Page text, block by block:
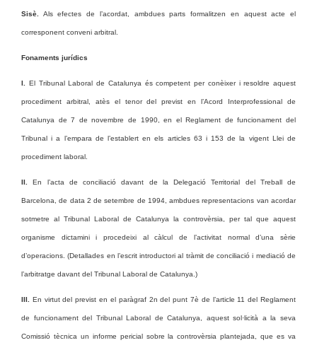
Sisè. Als efectes de l’acordat, ambdues parts formalitzen en aquest acte el
corresponent conveni arbitral.
Fonaments jurídics
I. El Tribunal Laboral de Catalunya és competent per conèixer i resoldre aquest
procediment arbitral, atès el tenor del previst en l’Acord Interprofessional de
Catalunya de 7 de novembre de 1990, en el Reglament de funcionament del
Tribunal i a l’empara de l’establert en els articles 63 i 153 de la vigent Llei de
procediment laboral.
II. En l’acta de conciliació davant de la Delegació Territorial del Treball de
Barcelona, de data 2 de setembre de 1994, ambdues representacions van acordar
sotmetre al Tribunal Laboral de Catalunya la controvèrsia, per tal que aquest
organisme dictamini i procedeixi al càlcul de l’activitat normal d’una sèrie
d’operacions. (Detallades en l’escrit introductori al tràmit de conciliació i mediació de
l’arbitratge davant del Tribunal Laboral de Catalunya.)
III. En virtut del previst en el paràgraf 2n del punt 7è de l’article 11 del Reglament
de funcionament del Tribunal Laboral de Catalunya, aquest sol·licità a la seva
Comissió tècnica un informe pericial sobre la controvèrsia plantejada, que es va